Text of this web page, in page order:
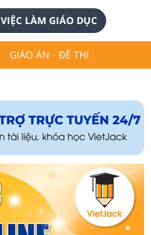
VIỆC LÀM GIÁO DỤC
GIÁO ÁN - ĐỀ THI